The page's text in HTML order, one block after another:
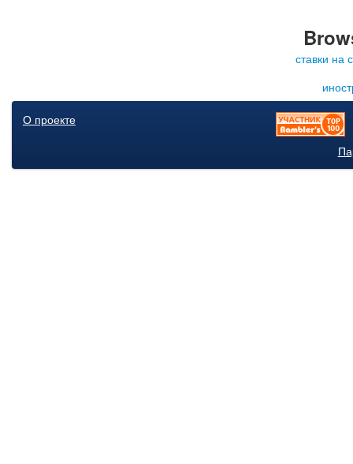
ставки на
О проекте